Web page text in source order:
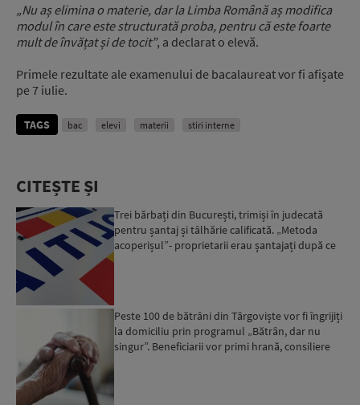
„Nu aș elimina o materie, dar la Limba Română aș modifica
modul în care este structurată proba, pentru că este foarte
mult de învățat și de tocit”, a declarat o elevă.
Primele rezultate ale examenului de bacalaureat vor fi afișate
pe 7 iulie.
TAGS bac elevi materii stiri interne
CITEȘTE ȘI
Trei bărbați din București, trimiși în judecată
pentru șantaj și tâlhărie calificată. „Metoda
acoperișul”- proprietarii erau șantajați după ce
Peste 100 de bătrâni din Târgoviște vor fi îngrijiți
la domiciliu prin programul „Bătrân, dar nu
singur”. Beneficiarii vor primi hrană, consiliere